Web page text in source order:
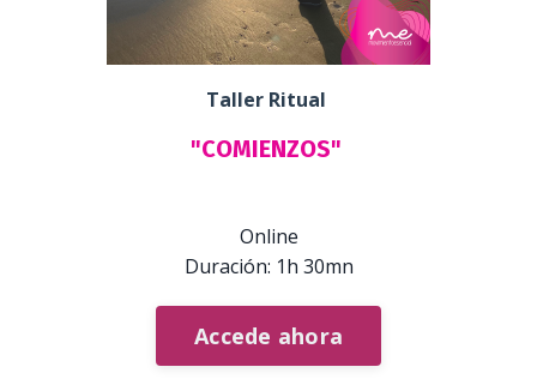
Taller Ritual
"COMIENZOS"
Online
Duración: 1h 30mn
Accede ahora